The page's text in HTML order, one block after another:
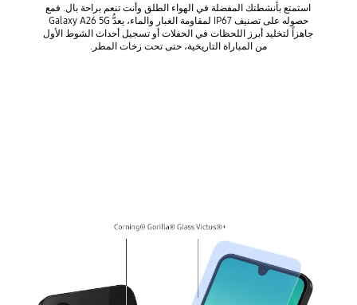
استمتع بأنشطتك المفضلة في الهواء الطلق وأنت تنعم براحة بال. فمع
حصوله على تصنيف IP67 لمقاومة الغبار والماء، يعدُّ Galaxy A26 5G
جاهزاً لتخليد أبرز اللحظات في الحفلات أو تسجيل أحداث الشوط الأول
من المباراة التاريخية، حتى تحت زخات المطر.